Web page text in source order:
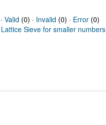
Valid (0) · Invalid (0) · Error(0)
Sieve for smaller numbers